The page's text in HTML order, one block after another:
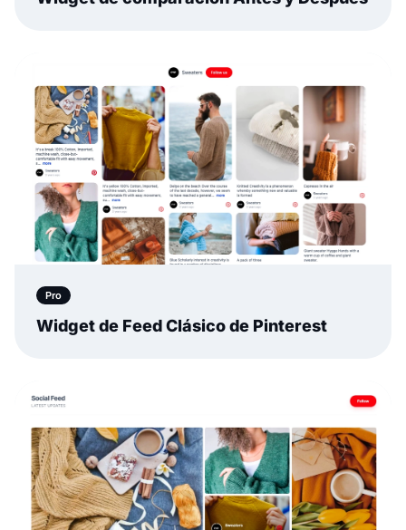
Pro
Widget de Feed Clásico de Pinterest